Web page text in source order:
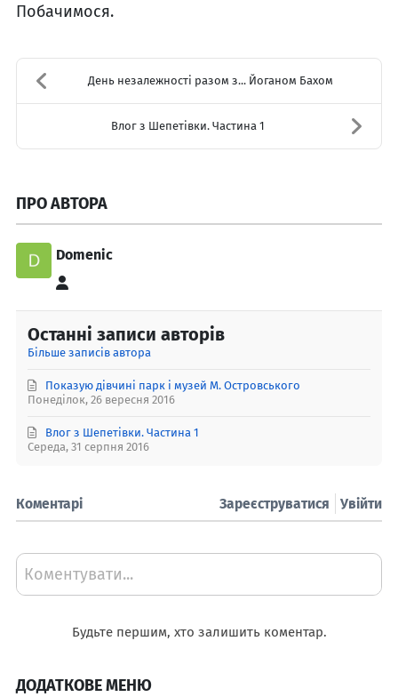
Побачимося.
День незалежності разом з... Йоганом Бахом
Влог з Шепетівки. Частина 1
ПРО АВТОРА
Domenic
Останні записи авторів
Більше записів автора
Понеділок, 26 вересня 2016
Показую дівчині парк і музей М. Островського
Середа, 31 серпня 2016
Влог з Шепетівки. Частина 1
Коментарі Увійти
Зареєструватися
Коментувати...
Будьте першим, хто залишить коментар.
ДОДАТКОВЕ МЕНЮ